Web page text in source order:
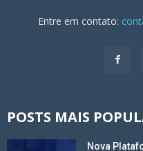
Entre em contato:
POSTS MAIS
Nova